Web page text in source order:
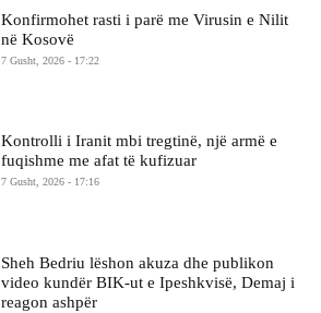
Konfirmohet rasti i parë me Virusin e Nilit
në Kosovë
7 Gusht, 2026 - 17:22
Kontrolli i Iranit mbi tregtinë, një armë e
fuqishme me afat të kufizuar
7 Gusht, 2026 - 17:16
Sheh Bedriu lëshon akuza dhe publikon
video kundër BIK-ut e Ipeshkvisë, Demaj i
reagon ashpër